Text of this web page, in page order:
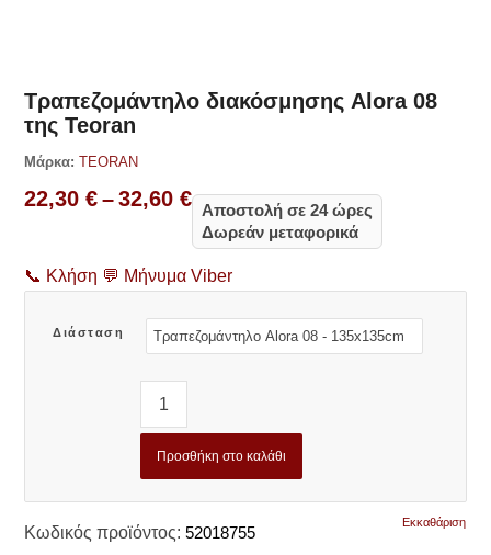
Τραπεζομάντηλο διακόσμησης Alora 08
της Teoran
Μάρκα: TEORAN
22,30€ – 32,60€Price
range:
22,30 €
through
Αποστολή σε 24 ώρες
Δωρεάν μεταφορικά
📞 Κλήση 💬 Μήνυμα Viber
Διάσταση
Εκκαθάριση
Προσθήκη στο καλάθι
Κωδικός προϊόντος: 52018755